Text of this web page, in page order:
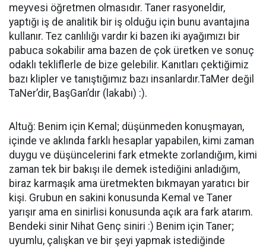
meyvesi öğretmen olmasıdır. Taner rasyoneldir,
yaptığı iş de analitik bir iş olduğu için bunu avantajına
kullanır. Tez canlılığı vardır ki bazen iki ayağımızı bir
pabuca sokabilir ama bazen de çok üretken ve sonuç
odaklı tekliflerle de bize gelebilir. Kanıtları çektiğimiz
bazı klipler ve tanıştığımız bazı insanlardır.TaMer değil
TaNer’dir, BaşGan’dır (lakabı) :).
Altuğ: Benim için Kemal; düşünmeden konuşmayan,
içinde ve aklında farklı hesaplar yapabilen, kimi zaman
duygu ve düşüncelerini fark etmekte zorlandığım, kimi
zaman tek bir bakışı ile demek istediğini anladığım,
biraz karmaşık ama üretmekten bıkmayan yaratıcı bir
kişi. Grubun en sakini konusunda Kemal ve Taner
yarışır ama en sinirlisi konusunda açık ara fark atarım.
Bendeki sinir Nihat Genç siniri :) Benim için Taner;
uyumlu, çalışkan ve bir şeyi yapmak istediğinde